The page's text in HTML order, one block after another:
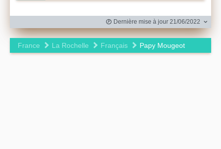
Dernière mise à jour 21/06/2022
France La Rochelle Français Papy Mougeot